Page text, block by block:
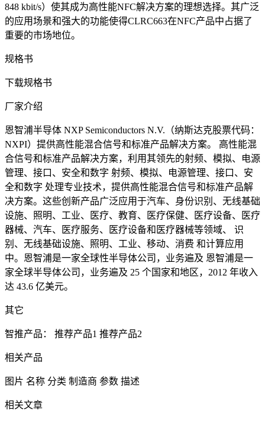
848 kbit/s）使其成为高性能NFC解决方案的理想选择。其广泛
的应用场景和强大的功能使得CLRC663在NFC产品中占据了
重要的市场地位。
规格书
下载规格书
厂家介绍
恩智浦半导体 NXP Semiconductors N.V.（纳斯达克股票代码：
NXPI）提供高性能混合信号和标准产品解决方案。 高性能混
合信号和标准产品解决方案，利用其领先的射频、模拟、电源
管理、接口、安全和数字 射频、模拟、电源管理、接口、安
全和数字 处理专业技术，提供高性能混合信号和标准产品解
决方案。这些创新产品广泛应用于汽车、身份识别、无线基础
设施、照明、工业、医疗、教育、医疗保健、医疗设备、医疗
器械、汽车、医疗服务、医疗设备和医疗器械等领域、 识
别、无线基础设施、照明、工业、移动、消费 和计算应用
中。恩智浦是一家全球性半导体公司，业务遍及 恩智浦是一
家全球半导体公司，业务遍及 25 个国家和地区，2012 年收入
达 43.6 亿美元。
其它
智推产品： 推荐产品1 推荐产品2
相关产品
图片 名称 分类 制造商 参数 描述
相关文章